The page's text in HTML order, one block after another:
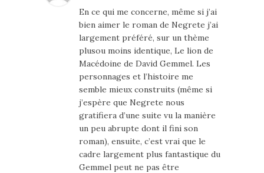
En ce qui me concerne, même si j’ai
bien aimer le roman de Negrete j’ai
largement préféré, sur un thème
plusou moins identique, Le lion de
Macédoine de David Gemmel. Les
personnages et l’histoire me
semble mieux construits (même si
j’espère que Negrete nous
gratifiera d’une suite vu la manière
un peu abrupte dont il fini son
roman), ensuite, c’est vrai que le
cadre largement plus fantastique du
Gemmel peut ne pas être